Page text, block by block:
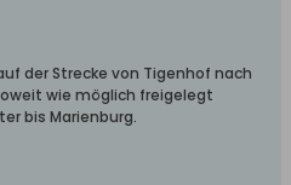
der Strecke von Tigenhof nach
wie möglich freigelegt
bis Marienburg.